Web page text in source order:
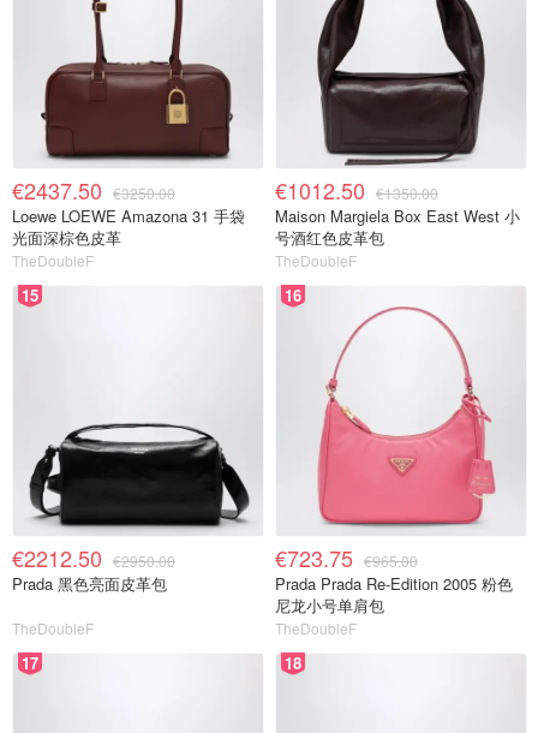
€2437.50 €3250.00
Loewe LOEWE Amazona 31 手袋
光面深棕色皮革
TheDoubleF
€1012.50 €1350.00
Maison Margiela Box East West 小
号酒红色皮革包
TheDoubleF
15
€2212.50 €2950.00
Prada 黑色亮面皮革包
TheDoubleF
16
€723.75 €965.00
Prada Prada Re-Edition 2005 粉色
尼龙小号单肩包
TheDoubleF
17 18